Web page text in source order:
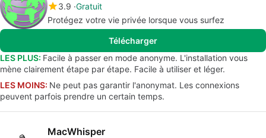
3.9 Gratuit
Protégez votre vie privée lorsque vous surfez
Télécharger
LES PLUS: Facile à passer en mode anonyme. L'installation vous
mène clairement étape par étape. Facile à utiliser et léger.
LES MOINS: Ne peut pas garantir l'anonymat. Les connexions
peuvent parfois prendre un certain temps.
MacWhisper